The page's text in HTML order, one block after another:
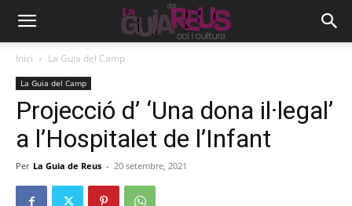
Inici La Guia del Camp
La Guia del Camp
Projecció d’ ‘Una dona il·legal’
a l’Hospitalet de l’Infant
Per La Guia de Reus - 20 setembre, 2021